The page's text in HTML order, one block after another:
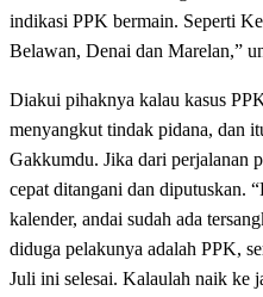
indikasi PPK bermain. Seperti
Belawan, Denai dan Marelan,”
Diakui pihaknya kalau kasus
menyangkut tindak pidana, dan
Gakkumdu. Jika dari perjalanan
cepat ditangani dan diputuskan.
kalender, andai sudah ada
diduga pelakunya adalah PPK,
Juli ini selesai. Kalaulah naik ke